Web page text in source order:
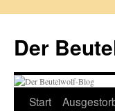
springen
Der
Start